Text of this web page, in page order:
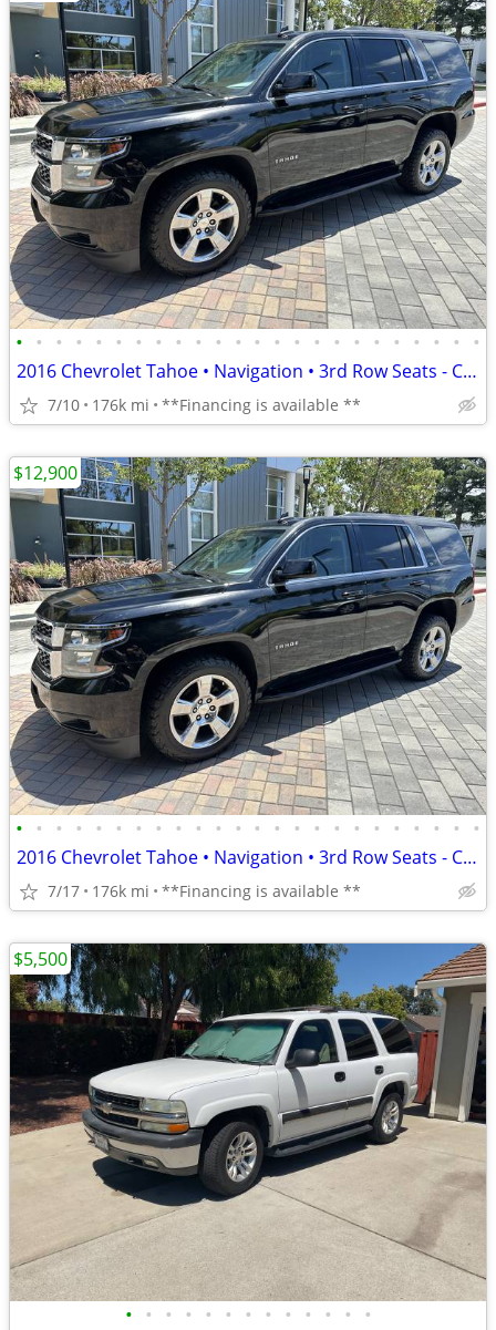
• • • • • • • • • • • • • • • • • • • • • • • •
2016 Chevrolet Tahoe • Navigation • 3rd Row Seats - Clean Title
7/10 176k mi **Financing is available **
• • • • • • • • • • • • • • • • • • • • • • • •
2016 Chevrolet Tahoe • Navigation • 3rd Row Seats - Clean Title
7/17 176k mi **Financing is available **
$12,900
• • • • • • • • • • • • •
$5,500